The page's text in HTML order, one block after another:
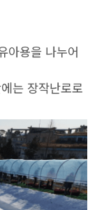
아용을 나누어
는 장작난로로